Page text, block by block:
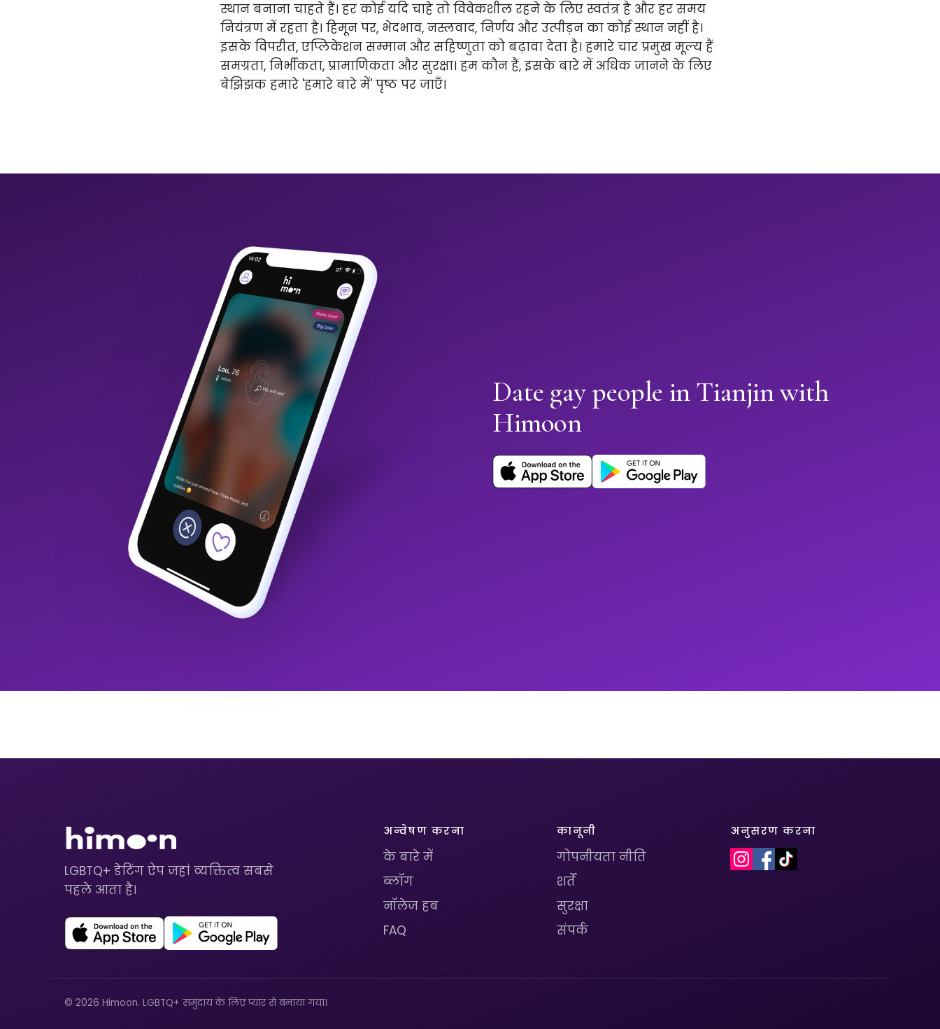
स्थान बनाना चाहते हैं। हर कोई यदि चाहे तो विवेकशील रहने के लिए स्वतंत्र है और हर समय
नियंत्रण में रहता है। हिमून पर, भेदभाव, नस्लवाद, निर्णय और उत्पीड़न का कोई स्थान नहीं है।
इसके विपरीत, एप्लिकेशन सम्मान और सहिष्णुता को बढ़ावा देता है। हमारे चार प्रमुख मूल्य हैं
समग्रता, निर्भीकता, प्रामाणिकता और सुरक्षा। हम कौन हैं, इसके बारे में अधिक जानने के लिए
बेझिझक हमारे 'हमारे बारे में' पृष्ठ पर जाएँ।
Date gay people in Tianjin with
Himoon
LGBTQ+ डेटिंग ऐप जहां व्यक्तित्व सबसे
पहले आता है।
अन्वेषण करना
के बारे में
ब्लॉग
नॉलेज हब
FAQ
कानूनी
गोपनीयता नीति
शर्तें
सुरक्षा
संपर्क
अनुसरण करना
© 2026 Himoon. LGBTQ+ समुदाय के लिए प्यार से बनाया गया।